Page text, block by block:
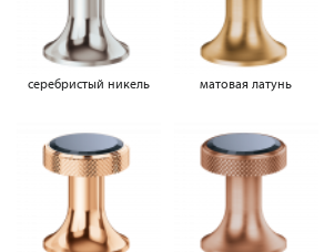
серебристый никель матовая латунь